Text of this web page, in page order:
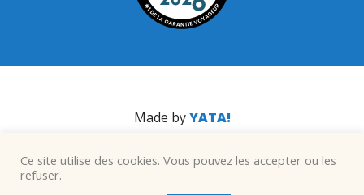
Made byYATA!
Ce site utilise des cookies. Vous pouvez les accepter ou les
refuser.